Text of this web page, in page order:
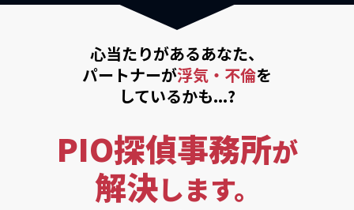
心当たりがあるあなた、
パートナーが浮気・不倫を
しているかも...?
PIO探偵事務所が
解決します。